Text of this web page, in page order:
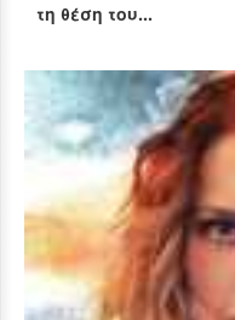
τη θέση του...